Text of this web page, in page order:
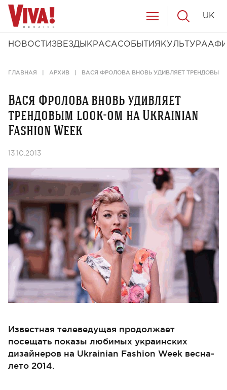
НОВОСТИ ЗВЕЗДЫ КРАСАСОБЫТИЯ КУЛЬТУРА
UK
ГЛАВНАЯ АРХИВ ВАСЯ ФРОЛОВА ВНОВЬ УДИВЛЯЕТ ТРЕНДОВЫМ
Вася Фролова вновь удивляет
трендовым look-ом на Ukrainian
Fashion Week
13.10.2013
Известная телеведущая продолжает
посещать показы любимых украинских
дизайнеров на Ukrainian Fashion Week весна-
лето 2014.